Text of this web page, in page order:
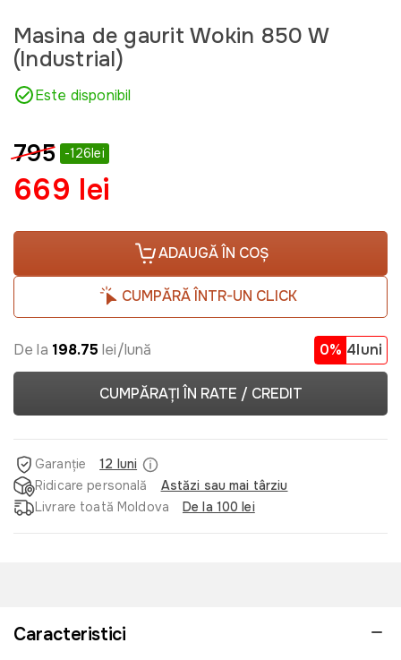
Masina de gaurit Wokin 850 W
(Industrial)
Este disponibil
795 -126lei
669 lei
ADAUGĂ ÎN COȘ
CUMPĂRĂ ÎNTR-UN CLICK
De la 198.75 lei/lună 0% 4luni
CUMPĂRAȚI ÎN RATE / CREDIT
Garanție
12 luni
Ridicare personală
Astăzi sau mai târziu
Livrare toată Moldova
De la 100 lei
Caracteristici